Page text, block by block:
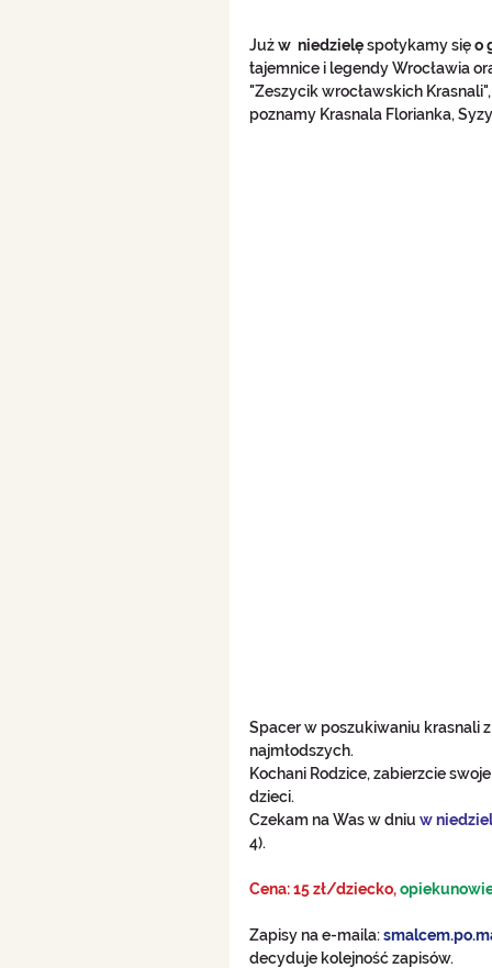
Już w  niedzielę spotykamy się o
tajemnice i legendy Wrocławia
"Zeszycik wrocławskich
poznamy Krasnala Florianka,
Spacer w poszukiwaniu krasnali
najmłodszych.
Kochani Rodzice, zabierzcie
dzieci.
Czekam na Was w dniu w
4).
Cena: 15 zł/dziecko,
Zapisy na e-maila:
decyduje kolejność zapisów.